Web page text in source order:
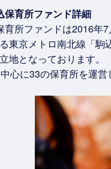
育所ファンド詳細
育所ファンドは2016年7
東京メトロ南北線「駒
地となっております。
心に33の保育所を運営